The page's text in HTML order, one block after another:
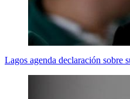
Lagos agenda declaración sobre